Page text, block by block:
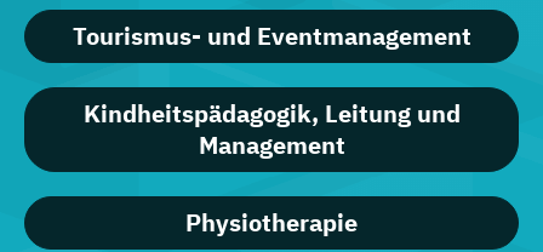
Tourismus- und Eventmanagement
Kindheitspädagogik, Leitung und
Management
Physiotherapie